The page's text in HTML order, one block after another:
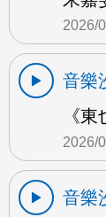
2026/
音樂
《
2026/
音樂